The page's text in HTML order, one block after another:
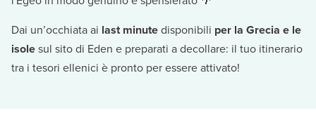
Dai un’occhiata ai last minutedisponibili per la Grecia e le
isolesul sito di Eden e preparati a decollare: il tuo itinerario
tra i tesori ellenici è pronto per essere attivato!